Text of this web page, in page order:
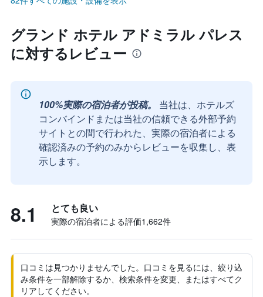
グランド ホテル アドミラル パレス
に対するレビュー
100%実際の宿泊者が投稿。
当社は、ホテルズ
コンバインドまたは当社の信頼できる外部予約
サイトとの間で行われた、実際の宿泊者による
確認済みの予約のみからレビューを収集し、表
示します。
8.1 とても良い
実際の宿泊者による評価1,662​件
口コミは見つかりませんでした。口コミを見るには、絞り込
み条件を一部解除するか、検索条件を変更、またはすべてク
リアしてください。